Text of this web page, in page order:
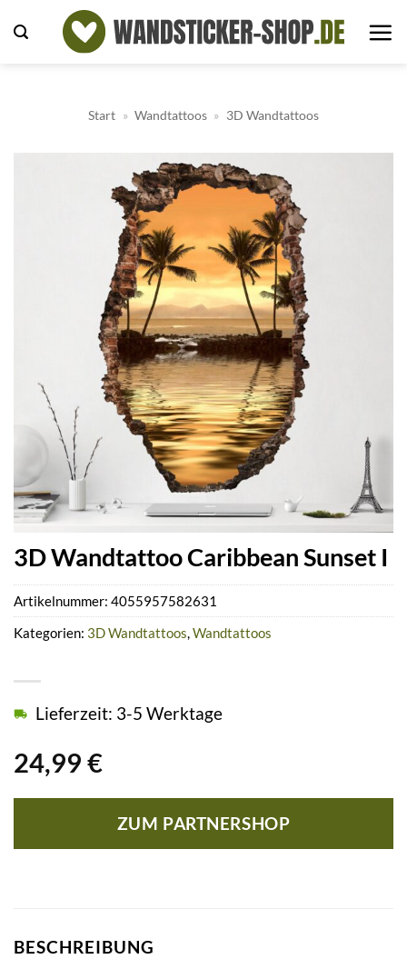
Inhalt
Start » Wandtattoos » 3D Wandtattoos
3D Wandtattoo Caribbean Sunset I
24,99 €
Lieferzeit: 3-5 Werktage
ZUM PARTNERSHOP
Artikelnummer: 4055957582631
Kategorien: 3D Wandtattoos,Wandtattoos
BESCHREIBUNG